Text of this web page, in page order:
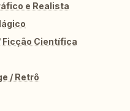
entre a planta e a
perfeita do início ao fim.
e Realista
Ficção Científica
/ Retrô